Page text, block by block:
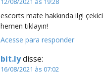
escorts mate hakkında ilgi
hemen tıklayın!
Acesse para responder
bit.lydisse:
16/08/2021 às 07:02